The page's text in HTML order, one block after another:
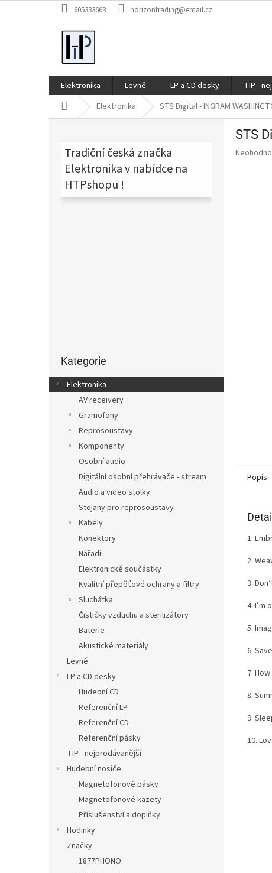
na
605333663 horizontrading@email.cz
Elektronika Levně LP a CD desky TIP -
Domů Elektronika STS Digital - INGRAM
Tradiční česká značka
Elektronika v nabídce na
HTPshopu !
kategorie
Kategorie
Elektronika
AV receivery
Gramofony
Reprosoustavy
Komponenty
Osobní audio
Digitální osobní přehrávače - stream
Audio a video stolky
Stojany pro reprosoustavy
Kabely
Konektory
Nářadí
Elektronické součástky
Kvalitní přepěťové ochrany a filtry.
Sluchátka
Čističky vzduchu a sterilizátory
Baterie
Akustické materiály
Levně
LP a CD desky
Hudební CD
Referenční LP
Referenční CD
Referenční pásky
TIP - nejprodávanější
Hudební nosiče
Magnetofonové pásky
Magnetofonové kazety
Příslušenství a doplňky
Hodinky
Značky
1877PHONO
STS
Průměrné
Popis
1.
2.
3.
4. I’m
5.
6.
7.
8.
9.
10.